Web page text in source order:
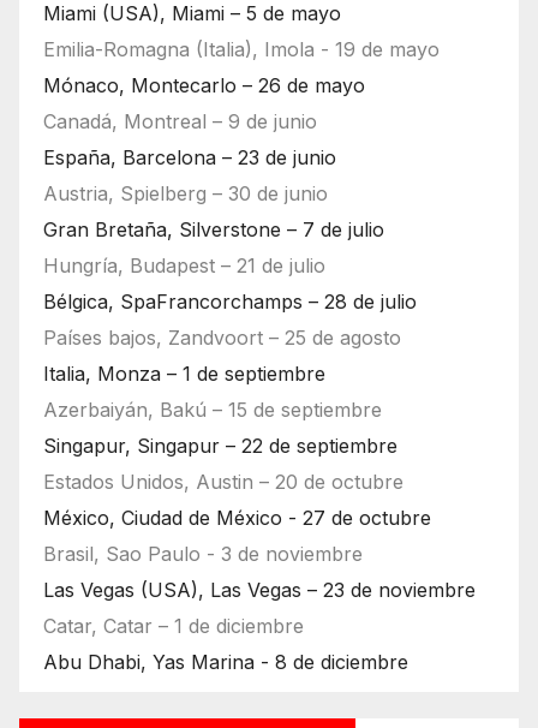
Miami (USA), Miami – 5 de mayo
Emilia-Romagna (Italia), Imola - 19 de mayo
Mónaco, Montecarlo – 26 de mayo
Canadá, Montreal – 9 de junio
España, Barcelona – 23 de junio
Austria, Spielberg – 30 de junio
Gran Bretaña, Silverstone – 7 de julio
Hungría, Budapest – 21 de julio
Bélgica, SpaFrancorchamps – 28 de julio
Países bajos, Zandvoort – 25 de agosto
Italia, Monza – 1 de septiembre
Azerbaiyán, Bakú – 15 de septiembre
Singapur, Singapur – 22 de septiembre
Estados Unidos, Austin – 20 de octubre
México, Ciudad de México - 27 de octubre
Brasil, Sao Paulo - 3 de noviembre
Las Vegas (USA), Las Vegas – 23 de noviembre
Catar, Catar – 1 de diciembre
Abu Dhabi, Yas Marina - 8 de diciembre